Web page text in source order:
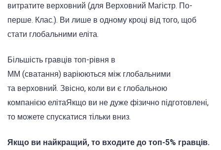
витратите верховний (для Верховний Магістр. По-
перше. Клас.). Ви лише в одному кроці від того, щоб
стати глобальними еліта.
Більшість гравців топ-рівня в
ММ (сватання) варіюються між глобальними
та верховний. Звісно, коли ви є глобальною
компанією елітаЯкщо ви не дуже фізично підготовлені,
то можете спускатися тільки вниз.
Якщо ви найкращий, то входите до топ-5% гравців.